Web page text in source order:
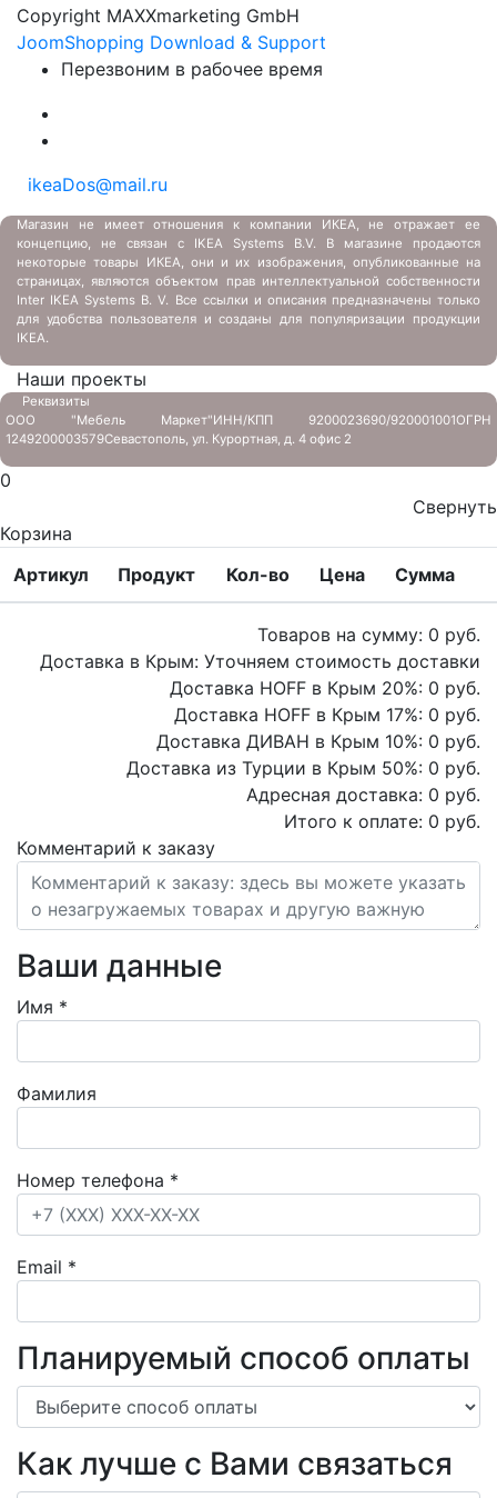
Copyright MAXXmarketing GmbH
JoomShopping Download & Support
Перезвоним в рабочее время
ikeaDos@mail.ru
Магазин не имеет отношения к компании ИКЕА, не отражает ее
концепцию, не связан с IKEA Systems B.V. В магазине продаются
некоторые товары ИКЕА, они и их изображения, опубликованные на
страницах, являются объектом прав интеллектуальной собственности
Inter IKEA Systems B. V. Все ссылки и описания предназначены только
для удобства пользователя и созданы для популяризации продукции
IKEA.
Наши проекты
Реквизиты
ООО "Мебель Маркет"ИНН/КПП 9200023690/920001001ОГРН
1249200003579Севастополь, ул. Курортная, д. 4 офис 2
0
Свернуть
Корзина
Артикул
Продукт Кол-во Цена Сумма
Товаров на сумму: 0 руб.
Доставка в Крым: Уточняем стоимость доставки
Доставка HOFF в Крым 20%: 0 руб.
Доставка HOFF в Крым 17%: 0 руб.
Доставка ДИВАН в Крым 10%: 0 руб.
Доставка из Турции в Крым 50%: 0 руб.
Адресная доставка: 0 руб.
Итого к оплате: 0 руб.
Комментарий к заказу
Ваши данные
Имя *
Фамилия
Номер телефона *
Email *
Планируемый способ оплаты
Как лучше с Вами связаться